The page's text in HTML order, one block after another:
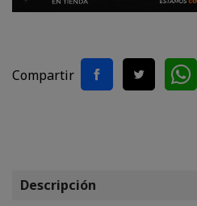
Compartir
Descripción